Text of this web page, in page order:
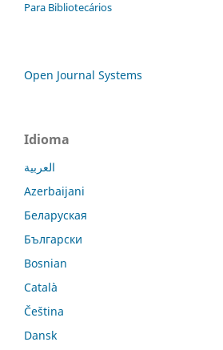
Para Bibliotecários
Open Journal Systems
Idioma
العربية
Azerbaijani
Беларуская
Български
Bosnian
Català
Čeština
Dansk